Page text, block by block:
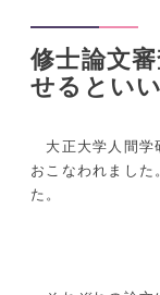
修士論文
せるとい
大正大学人間学
おこなわれました
た。